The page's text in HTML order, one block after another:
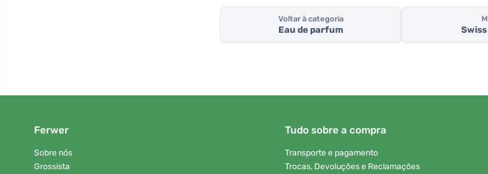
Voltar à categoria
Eau de parfum
Ferwer
Sobre nós
Grossista
Tudo sobre a compra
Transporte e pagamento
Trocas, Devoluções e Reclamações